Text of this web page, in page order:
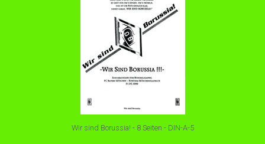
Wir sind Borussia! - 8 Seiten - DIN-A-5